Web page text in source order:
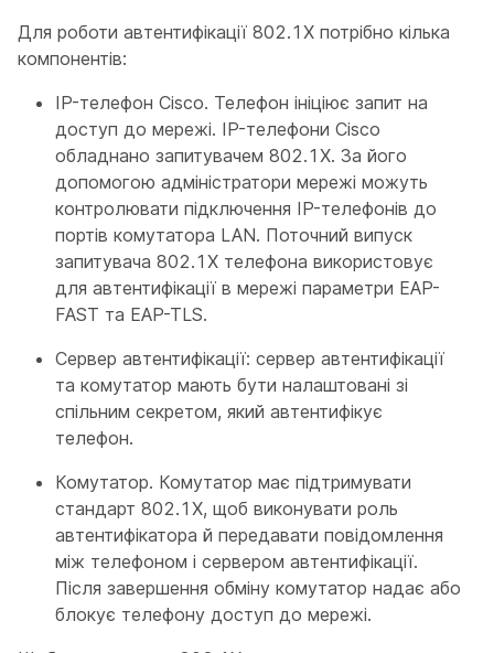
Для роботи автентифікації 802.1X потрібно кілька
компонентів:
IP-телефон Cisco. Телефон ініціює запит на
доступ до мережі. IP-телефони Cisco
обладнано запитувачем 802.1X. За його
допомогою адміністратори мережі можуть
контролювати підключення IP-телефонів до
портів комутатора LAN. Поточний випуск
запитувача 802.1X телефона використовує
для автентифікації в мережі параметри EAP-
FAST та EAP-TLS.
Сервер автентифікації: сервер автентифікації
та комутатор мають бути налаштовані зі
спільним секретом, який автентифікує
телефон.
Комутатор. Комутатор має підтримувати
стандарт 802.1X, щоб виконувати роль
автентифікатора й передавати повідомлення
між телефоном і сервером автентифікації.
Після завершення обміну комутатор надає або
блокує телефону доступ до мережі.